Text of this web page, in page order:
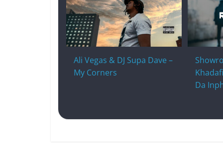
Ali Vegas & DJ Supa Dave –
My Corners
Da